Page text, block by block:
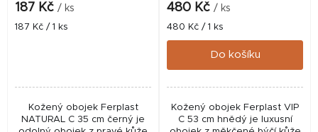
187 Kč / ks
Měrná
187 Kč / 1 ks
Kožený obojek Ferplast
NATURAL C 35 cm černý je
480 Kč / ks
Měrná
cena:
480 Kč / 1 ks
Do košíku
Kožený obojek Ferplast VIP
C 53 cm hnědý je luxusní